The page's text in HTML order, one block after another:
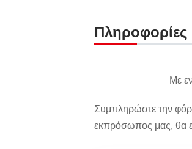
Πληροφορίες
Με
Συμπληρώστε την
εκπρόσωπος μας, θα